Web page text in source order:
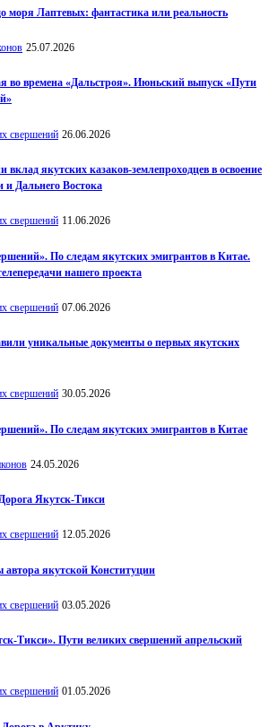
моря Лаптевых: фантастика или реальность
25.07.2026
во времена «Дальстроя». Июньский выпуск «Пути
свершений 26.06.2026
вклад якутских казаков-землепроходцев в освоение
Дальнего Востока
свершений 11.06.2026
По следам якутских эмигрантов в Китае.
нашего проекта
свершений 07.06.2026
уникальные документы о первых якутских
свершений 30.05.2026
По следам якутских эмигрантов в Китае
24.05.2026
Якутск-Тикси
свершений 12.05.2026
якутской Конституции
свершений 03.05.2026
Тикси». Пути великих свершений апрельский
свершений 01.05.2026